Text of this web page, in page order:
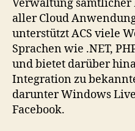
Verwaltung sämtlicher
aller Cloud
unterstützt ACS viele
Sprachen wie .NET,
und bietet darüber
Integration zu
darunter Windows
Facebook.